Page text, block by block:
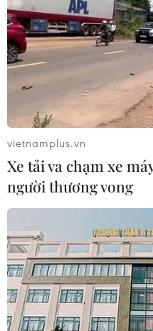
vietnamplus.vn
Xe tải va chạm xe
người thương vong